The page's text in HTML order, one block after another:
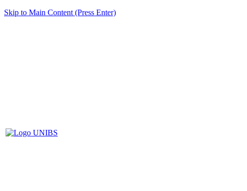
Skip to Main Content (Press Enter)